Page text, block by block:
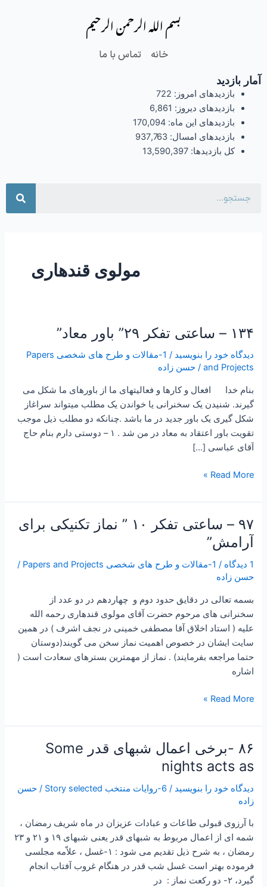
بسم الله الرحمن الرحیم
خانه تماس با ما
آمار بازدید
بازدیدهای امروز: 722
بازدیدهای دیروز: 6,861
بازدیدهای این ماه: 170,094
بازدیدهای امسال: 937,763
کل بازدیدها: 13,590,397
مولوی قندهاری
۱۳۴ – ساعتی تفکر ۲۹” باور معاد”
دیدگاه‌ خود را بنویسید /
1-مقالات و طرح های شخصی Papers
and Projects
/حسن زاده
بنام خدا افعال و کارها و فعالیتهای ما از باورهای ما شکل می
گیرند. شنیدن یک سخنرانی یا خواندن یک مطلب میتواند سراغاز
شکل گیری یک باور جدید در ما باشد .چنانکه دو مطلب ذیل موجب
تقویت باور اعتقاد به معاد در من شد . ۱ – دوستی دارم بنام حاج
آقای عباسی […]
۱۳۴
ساعتی
تفکر
۲۹”
باور
معاد”
Read More »
۹۷ – ساعتی تفکر ۱۰ ” نماز تکنیکی برای
آرامش”
1 دیدگاه / 1-مقالات و طرح های شخصی Papers and Projects
/
حسن زاده
بسمه تعالی در دقایق حدود دوم و چهاردهم در دو عدد از
سخنرانی های مرحوم حضرت آقای مولوی قندهاری رحمه الله
علیه ( استاد اخلاق آقا مصطفی خمینی در نجف اشرف ) در همین
سایت ایشان در خصوص اهمیت نماز سخن می گویند(دوستان
حتما مراجعه بفرمایند) . نماز از مهمترین بسترهای سعادت است (
اشاره
۹۷
–
ساعتی
تفکر
۱۰
تکنیکی
برای
آرامش”
Read More »
۸۶ -برخی اعمال شبهای قدر Some
nights acts as
دیدگاه‌ خود را بنویسید / 6-روایات منتخب Story selected /حسن
زاده
با آرزوی قبولی طاعات و عبادات عزیزان در ماه شریف رمضان ،
شمه ای از اعمال مربوط به شبهای قدر یعنی شبهای ۱۹ و ۲۱ و ۲۳
رمضان ، به شرح ذیل تقدیم می شود : ۱-غسل ، علاّمه مجلسى
فرموده‏ بهتر است غسل شب قدر در هنگام غروب آفتاب انجام
گيرد، ۲- دو رکعت نماز : در
۸۶
اعمال
شبهای
قدر
Some
nights
as